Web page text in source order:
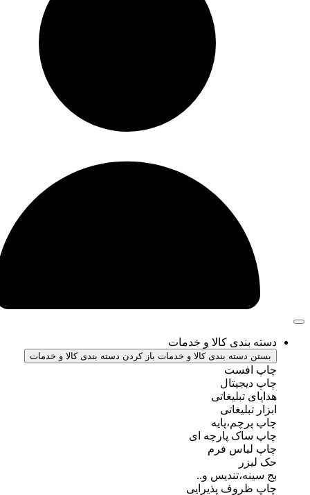
کالا و خدمات
بندی کالا و خدمات باز کردن دسته بندی کالا و خدمات
پارچه ای
فرم
و..
پذیرایی